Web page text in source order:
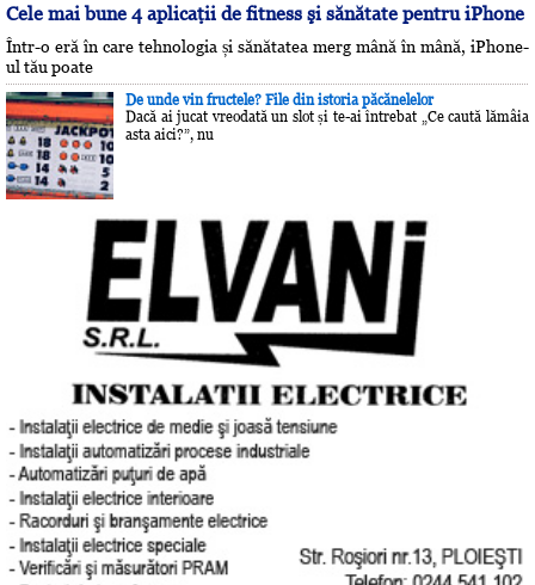
Cele mai bune 4 aplicaţii de fitness şi sănătate pentru iPhone
Într-o eră în care tehnologia și sănătatea merg mână în mână, iPhone-
ul tău poate
De unde vin fructele? File din istoria păcănelelor
Dacă ai jucat vreodată un slot și te-ai întrebat „Ce caută lămâia
asta aici?”, nu